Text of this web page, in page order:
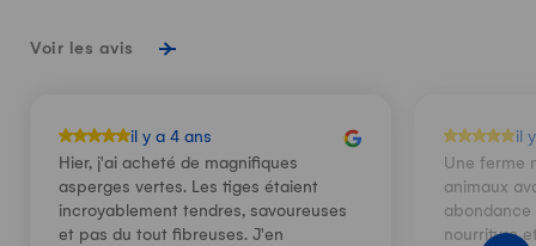
Voir les avis
il y a 4 ans
Hier, j'ai acheté de magnifiques
asperges vertes. Les tiges étaient
incroyablement tendres, savoureuses
et pas du tout fibreuses. J'en
il
Une ferme
animaux
abondance
nourriture